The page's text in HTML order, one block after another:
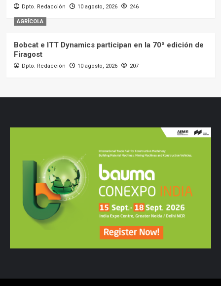
Dpto. Redacción 10 agosto, 2026 246
AGRÍCOLA
Bobcat e ITT Dynamics participan en la 70ª edición de
Firagost
Dpto. Redacción 10 agosto, 2026 207